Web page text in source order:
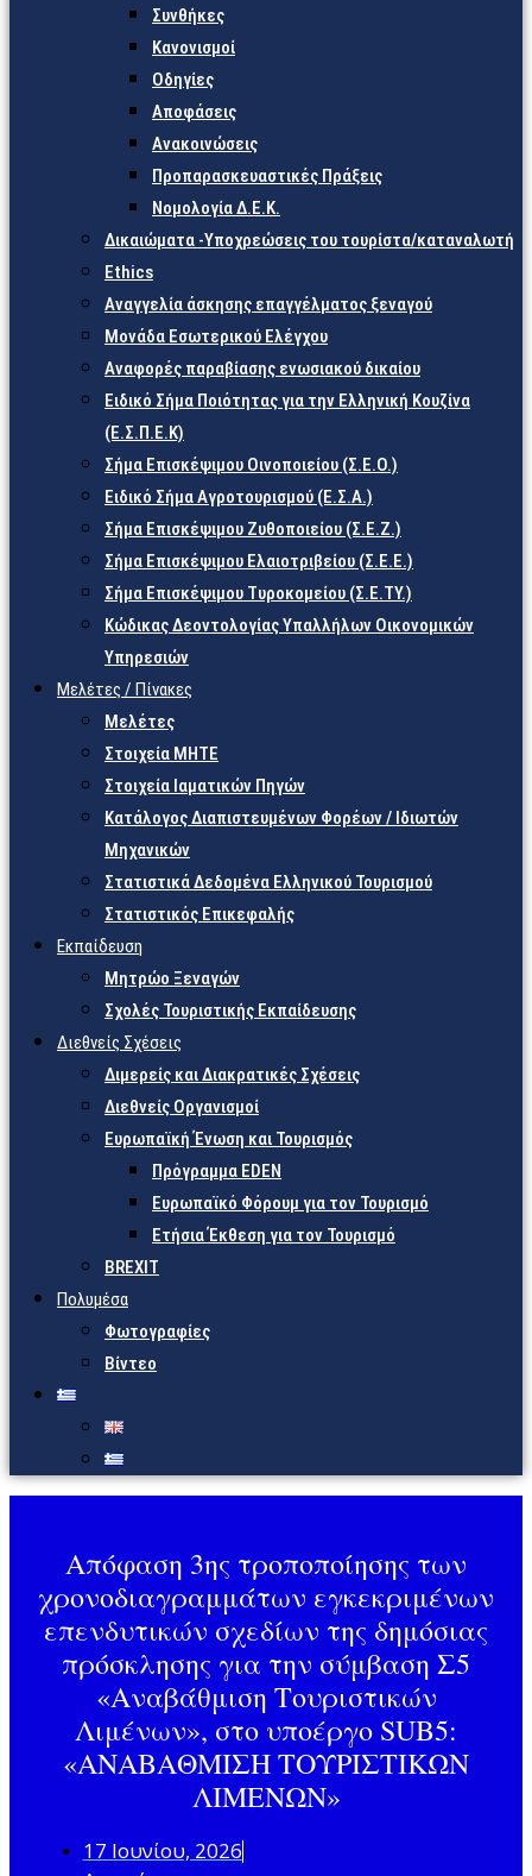
Συνθήκες
Κανονισμοί
Οδηγίες
Αποφάσεις
Ανακοινώσεις
Προπαρασκευαστικές Πράξεις
Νομολογία Δ.Ε.Κ.
Δικαιώματα -Υποχρεώσεις του τουρίστα/καταναλωτή
Ethics
Αναγγελία άσκησης επαγγέλματος ξεναγού
Μονάδα Εσωτερικού Ελέγχου
Αναφορές παραβίασης ενωσιακού δικαίου
Ειδικό Σήμα Ποιότητας για την Ελληνική Κουζίνα
(Ε.Σ.Π.Ε.Κ)
Σήμα Επισκέψιμου Οινοποιείου (Σ.Ε.Ο.)
Ειδικό Σήμα Αγροτουρισμού (Ε.Σ.Α.)
Σήμα Επισκέψιμου Ζυθοποιείου (Σ.Ε.Ζ.)
Σήμα Επισκέψιμου Ελαιοτριβείου (Σ.Ε.Ε.)
Σήμα Επισκέψιμου Τυροκομείου (Σ.Ε.TY.)
Κώδικας Δεοντολογίας Υπαλλήλων Οικονομικών
Υπηρεσιών
Μελέτες / Πίνακες
Μελέτες
Στοιχεία ΜΗΤΕ
Στοιχεία Ιαματικών Πηγών
Κατάλογος Διαπιστευμένων Φορέων / Ιδιωτών
Μηχανικών
Στατιστικά Δεδομένα Ελληνικού Τουρισμού
Στατιστικός Επικεφαλής
Εκπαίδευση
Μητρώο Ξεναγών
Σχολές Τουριστικής Εκπαίδευσης
Διεθνείς Σχέσεις
Διμερείς και Διακρατικές Σχέσεις
Διεθνείς Οργανισμοί
Ευρωπαϊκή Ένωση και Τουρισμός
Πρόγραμμα EDEN
Ευρωπαϊκό Φόρουμ για τον Τουρισμό
Ετήσια Έκθεση για τον Τουρισμό
BREXIT
Πολυμέσα
Φωτογραφίες
Βίντεο
Απόφαση 3ης τροποποίησης των
χρονοδιαγραμμάτων εγκεκριμένων
επενδυτικών σχεδίων της δημόσιας
πρόσκλησης για την σύμβαση Σ5
«Αναβάθμιση Τουριστικών
Λιμένων», στο υποέργο SUB5:
«ΑΝΑΒΑΘΜΙΣΗ ΤΟΥΡΙΣΤΙΚΩΝ
ΛΙΜΕΝΩΝ»
17 Ιουνίου, 2026